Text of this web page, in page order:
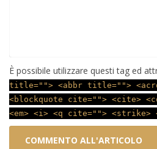
È possibile utilizzare questi tag ed
title=""> <abbr title="">
<blockquote cite=""> <cite>
<em> <i> <q cite=""> <strike>